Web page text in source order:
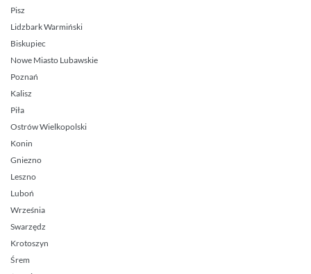
Pisz
Lidzbark Warmiński
Biskupiec
Nowe Miasto Lubawskie
Poznań
Kalisz
Piła
Ostrów Wielkopolski
Konin
Gniezno
Leszno
Luboń
Września
Swarzędz
Krotoszyn
Śrem